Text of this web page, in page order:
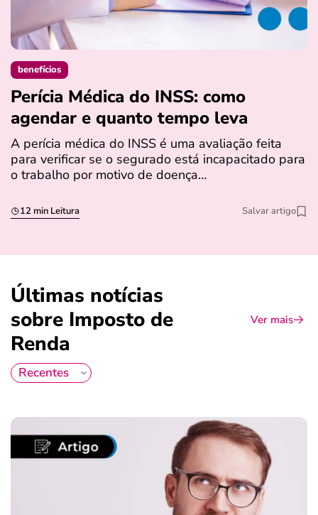
benefícios
Perícia Médica do INSS: como
agendar e quanto tempo leva
A perícia médica do INSS é uma avaliação feita
para verificar se o segurado está incapacitado para
o trabalho por motivo de doença…
12 min Leitura Salvar artigo
Últimas notícias
sobre Imposto de
Renda
Ver mais